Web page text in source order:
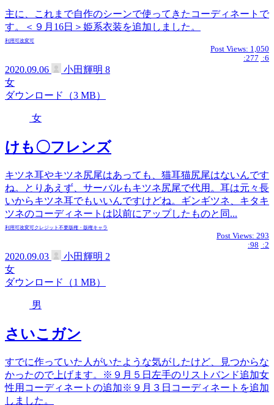
主に、これまで自作のシーンで使ってきたコーディネートで
す。＜９月16日＞姫系衣装を追加しました。
利用可改変可
Post Views: 1,050
:277 :6
2020.09.06 小田輝明 8
女
ダウンロード（3 MB）
女
けも〇フレンズ
キツネ耳やキツネ尻尾はあっても、猫耳猫尻尾はないんです
ね。とりあえず、サーバルもキツネ尻尾で代用。耳は元々長
いからキツネ耳でもいいんですけどね。ギンギツネ、キタキ
ツネのコーディネートは以前にアップしたものと同...
利用可改変可クレジット不要版権・版権キャラ
Post Views: 293
:98 :2
2020.09.03 小田輝明 2
女
ダウンロード（1 MB）
男
さいこガン
すでに作っていた人がいたような気がしたけど、見つからな
かったので上げます。※９月５日左手のリストバンド追加女
性用コーディネートの追加※９月３日コーディネートを追加
しました。